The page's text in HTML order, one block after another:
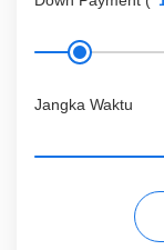
Jangka Waktu